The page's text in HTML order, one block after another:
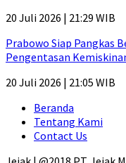
20 Juli 2026 | 21:29 WIB
Prabowo Siap Pangkas
Pengentasan
20 Juli 2026 | 21:05 WIB
Beranda
Tentang Kami
Contact Us